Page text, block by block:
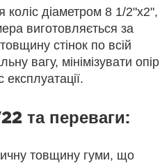
діаметром 8 1/2"x2",
виготовляється за
стінок по всій
вагу, мінімізувати опір
та переваги:
товщину гуми, що